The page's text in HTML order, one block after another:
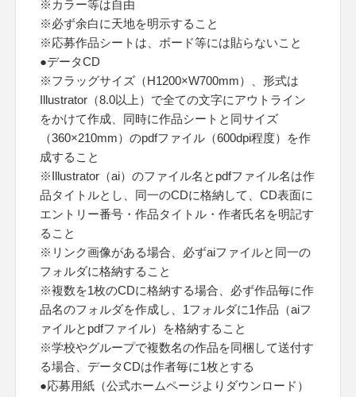
※カラー等は自由
※必ず余白に天地を明示すること
※応募作品シートは、ボード等には貼らないこと
●データCD
※フラッグサイズ（H1200×W700mm）、形式は
Illustrator（8.0以上）で全ての文字にアウトライン
をかけて作成、同時に作品シートと同サイズ
（360×210mm）のpdfファイル（600dpi程度）を作
成すること
※Illustrator（ai）のファイル名とpdfファイル名は作
品タイトルとし、同一のCDに格納して、CD表面に
エントリー番号・作品タイトル・作者氏名を明記す
ること
※リンク画像がある場合、必ずaiファイルと同一の
フォルダに格納すること
※複数を1枚のCDに格納する場合、必ず作品毎に作
品名のフォルダを作成し、1フォルダに1作品（aiフ
ァイルとpdfファイル）を格納すること
※学校やグループで複数名の作品を同梱して送付す
る場合、データCDは作者毎に1枚とする
●応募用紙（公式ホームページよりダウンロード）